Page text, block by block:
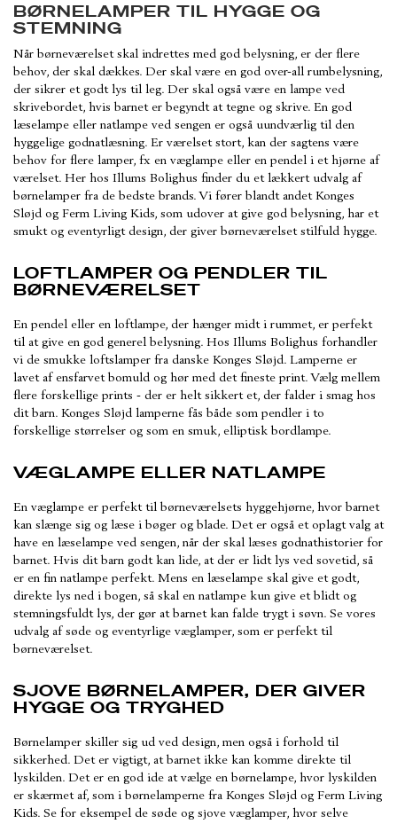
BØRNELAMPER TIL HYGGE OG
STEMNING
Når børneværelset skal indrettes med god belysning, er der flere
behov, der skal dækkes. Der skal være en god over-all rumbelysning,
der sikrer et godt lys til leg. Der skal også være en lampe ved
skrivebordet, hvis barnet er begyndt at tegne og skrive. En god
læselampe eller natlampe ved sengen er også uundværlig til den
hyggelige godnatlæsning. Er værelset stort, kan der sagtens være
behov for flere lamper, fx en væglampe eller en pendel i et hjørne af
værelset. Her hos Illums Bolighus finder du et lækkert udvalg af
børnelamper fra de bedste brands. Vi fører blandt andet Konges
Sløjd og Ferm Living Kids, som udover at give god belysning, har et
smukt og eventyrligt design, der giver børneværelset stilfuld hygge.
LOFTLAMPER OG PENDLER TIL
BØRNEVÆRELSET
En pendel eller en loftlampe, der hænger midt i rummet, er perfekt
til at give en god generel belysning. Hos Illums Bolighus forhandler
vi de smukke loftslamper fra danske Konges Sløjd. Lamperne er
lavet af ensfarvet bomuld og hør med det fineste print. Vælg mellem
flere forskellige prints - der er helt sikkert et, der falder i smag hos
dit barn. Konges Sløjd lamperne fås både som pendler i to
forskellige størrelser og som en smuk, elliptisk bordlampe.
VÆGLAMPE ELLER NATLAMPE
En væglampe er perfekt til børneværelsets hyggehjørne, hvor barnet
kan slænge sig og læse i bøger og blade. Det er også et oplagt valg at
have en læselampe ved sengen, når der skal læses godnathistorier for
barnet. Hvis dit barn godt kan lide, at der er lidt lys ved sovetid, så
er en fin natlampe perfekt. Mens en læselampe skal give et godt,
direkte lys ned i bogen, så skal en natlampe kun give et blidt og
stemningsfuldt lys, der gør at barnet kan falde trygt i søvn. Se vores
udvalg af søde og eventyrlige væglamper, som er perfekt til
børneværelset.
SJOVE BØRNELAMPER, DER GIVER
HYGGE OG TRYGHED
Børnelamper skiller sig ud ved design, men også i forhold til
sikkerhed. Det er vigtigt, at barnet ikke kan komme direkte til
lyskilden. Det er en god ide at vælge en børnelampe, hvor lyskilden
er skærmet af, som i børnelamperne fra Konges Sløjd og Ferm Living
Kids. Se for eksempel de søde og sjove væglamper, hvor selve